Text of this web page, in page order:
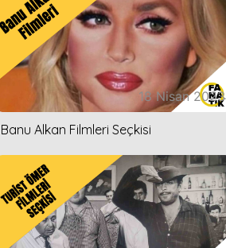
18 Nisan 2023
Banu Alkan Filmleri Seçkisi